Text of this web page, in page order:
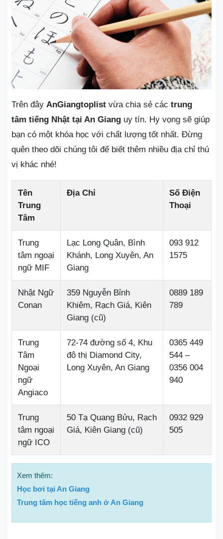
Trên đây AnGiangtoplist vừa chia sẻ các trung
tâm tiếng Nhật tại An Giang uy tín. Hy vọng sẽ giúp
bạn có một khóa học với chất lượng tốt nhất. Đừng
quên theo dõi chúng tôi để biết thêm nhiều địa chỉ thú
vị khác nhé!
Tên
Trung
Tâm
Địa Chỉ
Số Điện
Thoại
Trung
tâm ngoại
ngữ MIF
Lạc Long Quân, Bình
Khánh, Long Xuyên, An
Giang
093 912
1575
Nhật Ngữ
Conan
359 Nguyễn Bỉnh
Khiêm, Rạch Giá, Kiên
Giang (cũ)
0889 189
789
Trung
Tâm
Ngoại
ngữ
Angiaco
72-74 đường số 4, Khu
đô thị Diamond City,
Long Xuyên, An Giang
0365 449
544 –
0356 004
940
Trung
tâm ngoại
ngữ ICO
50 Tạ Quang Bửu, Rạch
Giá, Kiên Giang (cũ)
0932 929
505
Xem thêm:
Học bơi tại An Giang
Trung tâm học tiếng anh ở An Giang